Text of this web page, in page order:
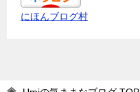
にほんブログ村